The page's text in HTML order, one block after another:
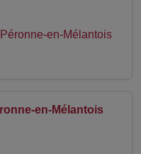
Péronne-en-Mélantois
en-Mélantois